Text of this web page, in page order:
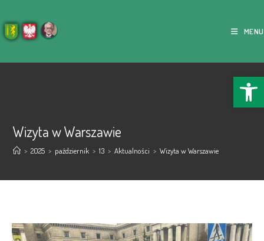
MENU
Wizyta w Warszawie
> 2025 > październik > 13 > Aktualności > Wizyta w Warszawie